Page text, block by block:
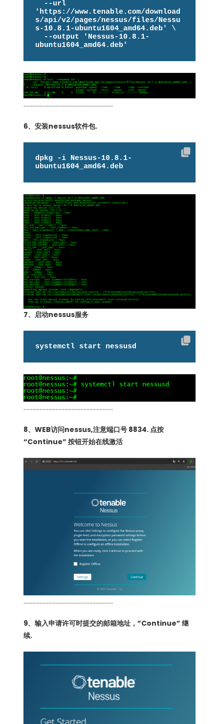
'https://www.tenable.com/download
s/api/v2/pages/nessus/files/Nessu
s-10.8.1-ubuntu1604_amd64.deb' \
ubuntu1604_amd64.deb'
…………………………………………………….
6、安装nessus软件包.
dpkg -i Nessus-10.8.1-
ubuntu1604_amd64.deb
7、启动nessus服务
systemctl start nessusd
…………………………………………………….
8、WEB访问nessus,注意端口号 8834. 点按
“Continue” 按钮开始在线激活
…………………………………………………….
9、输入申请许可时提交的邮箱地址，”Continue” 继
续.